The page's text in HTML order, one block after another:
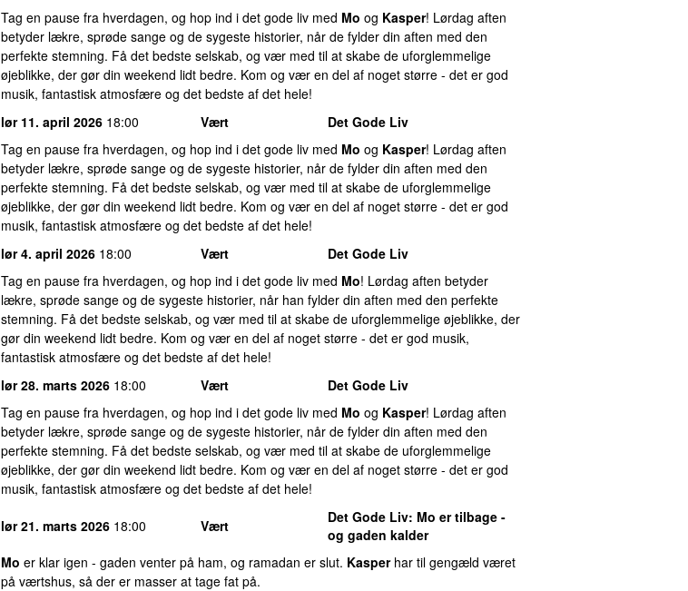
Tag en pause fra hverdagen, og hop ind i det gode liv med Mo og Kasper! Lørdag aften
betyder lækre, sprøde sange og de sygeste historier, når de fylder din aften med den
perfekte stemning. Få det bedste selskab, og vær med til at skabe de uforglemmelige
øjeblikke, der gør din weekend lidt bedre. Kom og vær en del af noget større - det er god
musik, fantastisk atmosfære og det bedste af det hele!
lør 11. april 2026 18:00 Vært
Det Gode Liv
Tag en pause fra hverdagen, og hop ind i det gode liv med Mo og Kasper! Lørdag aften
betyder lækre, sprøde sange og de sygeste historier, når de fylder din aften med den
perfekte stemning. Få det bedste selskab, og vær med til at skabe de uforglemmelige
øjeblikke, der gør din weekend lidt bedre. Kom og vær en del af noget større - det er god
musik, fantastisk atmosfære og det bedste af det hele!
lør 4. april 2026 18:00 Vært
Det Gode Liv
Tag en pause fra hverdagen, og hop ind i det gode liv med Mo! Lørdag aften betyder
lækre, sprøde sange og de sygeste historier, når han fylder din aften med den perfekte
stemning. Få det bedste selskab, og vær med til at skabe de uforglemmelige øjeblikke, der
gør din weekend lidt bedre. Kom og vær en del af noget større - det er god musik,
fantastisk atmosfære og det bedste af det hele!
lør 28. marts 2026 18:00 Vært
Det Gode Liv
Tag en pause fra hverdagen, og hop ind i det gode liv med Mo og Kasper! Lørdag aften
betyder lækre, sprøde sange og de sygeste historier, når de fylder din aften med den
perfekte stemning. Få det bedste selskab, og vær med til at skabe de uforglemmelige
øjeblikke, der gør din weekend lidt bedre. Kom og vær en del af noget større - det er god
musik, fantastisk atmosfære og det bedste af det hele!
lør 21. marts 2026 18:00 Vært Det Gode Liv: Mo er tilbage -
og gaden kalder
Mo er klar igen - gaden venter på ham, og ramadan er slut. Kasperhar til gengæld været
på værtshus, så der er masser at tage fat på.